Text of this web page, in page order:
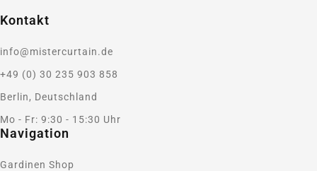
Kontakt
info@mistercurtain.de
+49 (0) 30 235 903 858
Berlin, Deutschland
Mo - Fr: 9:30 - 15:30 Uhr
Navigation
Gardinen Shop